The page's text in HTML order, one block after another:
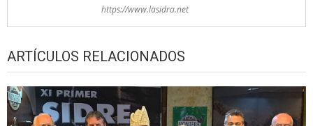
https://www.lasidra.net
ARTÍCULOS RELACIONADOS